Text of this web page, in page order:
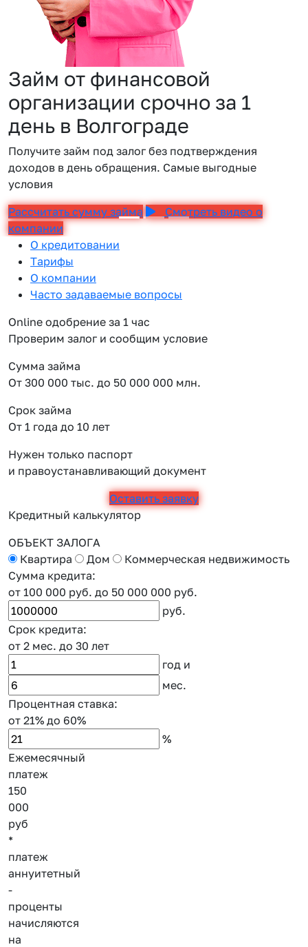
Займ от финансовой
организации срочно за 1
день в Волгограде
Получите займ под залог без подтверждения
доходов в день обращения. Самые выгодные
условия
Рассчитать сумму займа
Смотреть видео о
компании
О кредитовании
Тарифы
О компании
Часто задаваемые вопросы
Online одобрение за 1 час
Проверим залог и сообщим условие
Сумма займа
От 300 000 тыс. до 50 000 000 млн.
Срок займа
От 1 года до 10 лет
Нужен только паспорт
и правоустанавливающий документ
Оставить заявку
Кредитный калькулятор
ОБЪЕКТ ЗАЛОГА
Квартира
Дом
Коммерческая недвижимость
Сумма кредита:
от 100 000 руб. до 50 000 000 руб.
руб.
Срок кредита:
от 2 мес. до 30 лет
год и
мес.
Процентная ставка:
от 21% до 60%
%
Ежемесячный
платеж
150
000
руб
*
платеж
аннуитетный
-
проценты
начисляются
на